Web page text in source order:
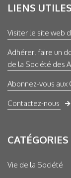
LIENS UTILES
Visiter le site web
Adhérer, faire un
de la Société des
Abonnez-vous aux
Contactez-nous
CATÉGORIES
Vie de la Société